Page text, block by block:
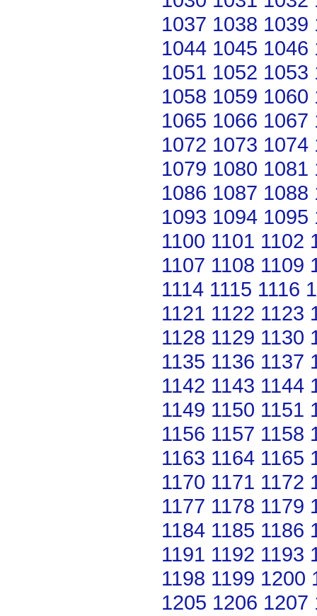
1037 1038 1039
1044 1045 1046
1051 1052 1053
1058 1059 1060
1065 1066 1067
1072 1073 1074
1079 1080 1081
1086 1087 1088
1093 1094 1095
1100 1101 1102
1107 1108 1109
1114 1115 1116
1121 1122 1123
1128 1129 1130
1135 1136 1137
1142 1143 1144
1149 1150 1151
1156 1157 1158
1163 1164 1165
1170 1171 1172
1177 1178 1179
1184 1185 1186
1191 1192 1193
1198 1199 1200
1205 1206 1207